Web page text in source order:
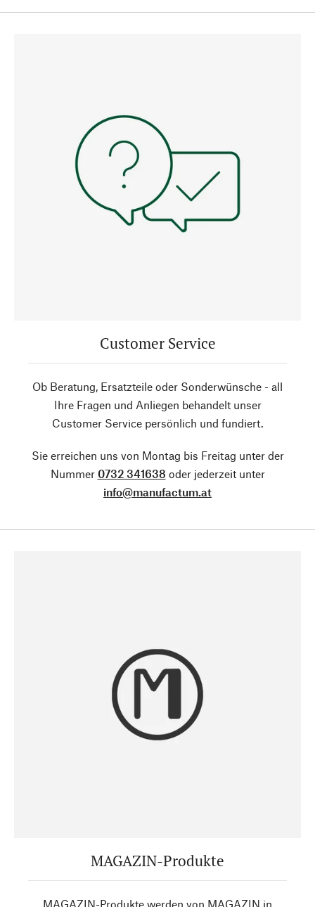
Customer Service
Ob Beratung, Ersatzteile oder Sonderwünsche - all
Ihre Fragen und Anliegen behandelt unser
Customer Service persönlich und fundiert.
Sie erreichen uns von Montag bis Freitag unter der
Nummer 0732 341638 oder jederzeit unter
info@manufactum.at
MAGAZIN-Produkte
MAGAZIN-Produkte werden von MAGAZIN in